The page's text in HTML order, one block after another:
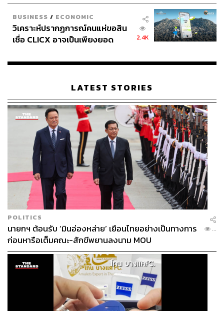
BUSINESS / ECONOMIC
วิเคราะห์ปรากฏการณ์คนแห่ขอสิน
เชื่อ CLICX อาจเป็นเพียงยอด
เรือนไทยที่ถูกซุกไว้
2.4K
LATEST STORIES
POLITICS
นายกฯ ต้อนรับ ‘มินอ่องหล่าย’ เยือนไทยอย่างเป็นทางการ
ก่อนหารือเต็มคณะ-สักขีพยานลงนาม MOU
...